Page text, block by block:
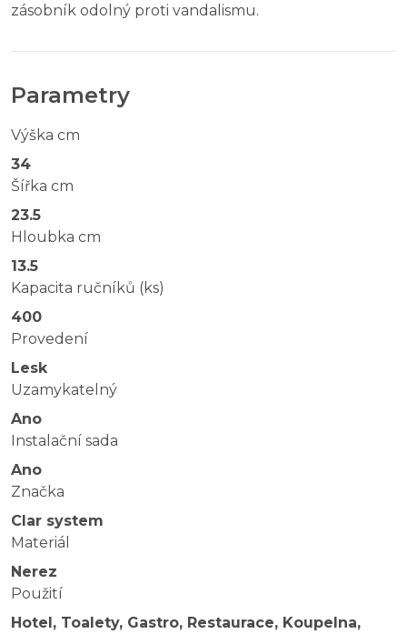
zásobník odolný proti vandalismu.
Parametry
Výška cm
34
Šířka cm
23.5
Hloubka cm
13.5
Kapacita ručníků (ks)
400
Provedení
Lesk
Uzamykatelný
Ano
Instalační sada
Ano
Značka
Clar system
Materiál
Nerez
Použití
Hotel, Toalety, Gastro, Restaurace, Koupelna,